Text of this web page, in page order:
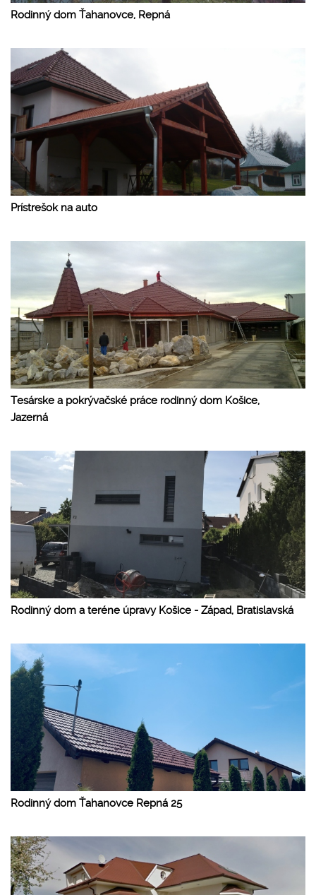
Rodinný dom Ťahanovce, Repná
Prístrešok na auto
Tesárske a pokrývačské práce rodinný dom Košice,
Jazerná
Rodinný dom a teréne úpravy Košice - Západ, Bratislavská
Rodinný dom Ťahanovce Repná 25